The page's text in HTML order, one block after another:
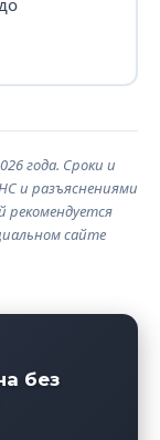
года. Сроки и
и разъяснениями
рекомендуется
сайте
без